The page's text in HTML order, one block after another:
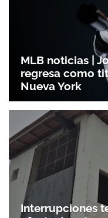
MLB noticias |
regresa como
Nueva York
Interrupciones